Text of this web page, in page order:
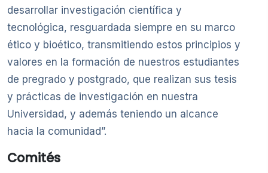
desarrollar investigación científica y
tecnológica, resguardada siempre en su marco
ético y bioético, transmitiendo estos principios y
valores en la formación de nuestros estudiantes
de pregrado y postgrado, que realizan sus tesis
y prácticas de investigación en nuestra
Universidad, y además teniendo un alcance
hacia la comunidad”.
Comités